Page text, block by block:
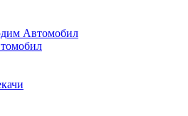
Автомобил